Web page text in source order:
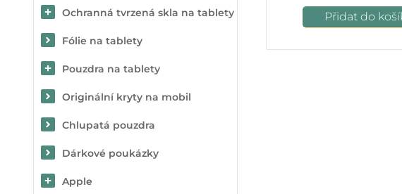
Ochranná tvrzená skla na tablety
Fólie na tablety
Pouzdra na tablety
Originální kryty na mobil
Chlupatá pouzdra
Dárkové poukázky
Apple
Přidat do